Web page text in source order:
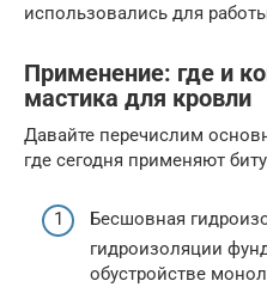
использовались для
Применение: где и
мастика для кровли
Давайте перечислим
где сегодня применяют
Бесшовная
гидроизоляции
обустройстве